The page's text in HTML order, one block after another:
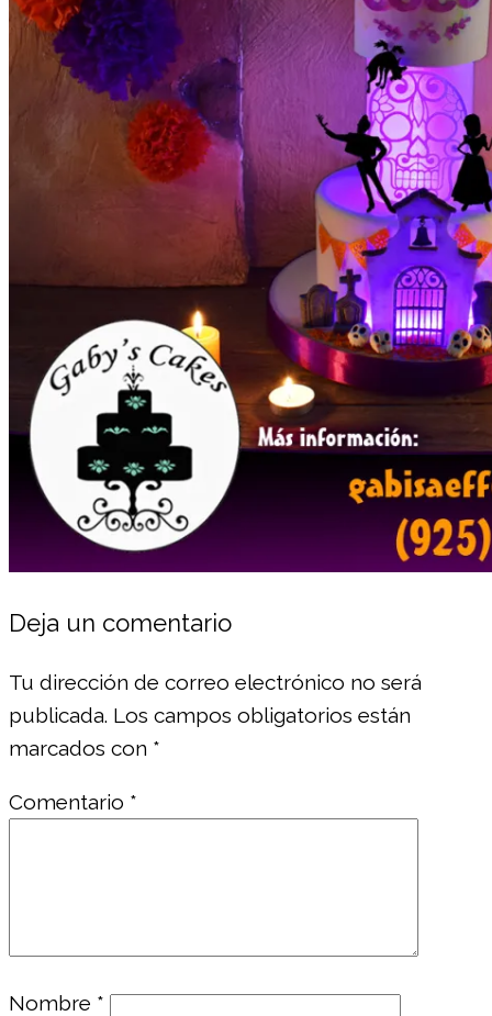
Deja un comentario
Tu dirección de correo electrónico no será
publicada. Los campos obligatorios están
marcados con *
Comentario *
Nombre *